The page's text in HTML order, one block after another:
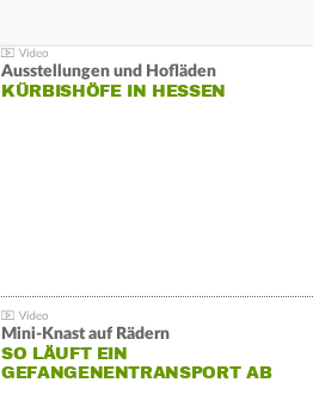
Ausstellungen und Hofläden
KÜRBISHÖFE IN HESSEN
Mini-Knast auf Rädern
SO LÄUFT EIN
GEFANGENENTRANSPORT AB